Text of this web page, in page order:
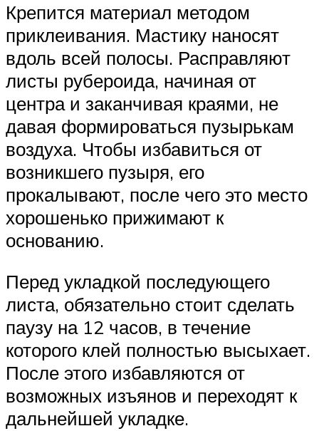
Крепится материал методом
приклеивания. Мастику наносят
вдоль всей полосы. Расправляют
листы рубероида, начиная от
центра и заканчивая краями, не
давая формироваться пузырькам
воздуха. Чтобы избавиться от
возникшего пузыря, его
прокалывают, после чего это место
хорошенько прижимают к
основанию.
Перед укладкой последующего
листа, обязательно стоит сделать
паузу на 12 часов, в течение
которого клей полностью высыхает.
После этого избавляются от
возможных изъянов и переходят к
дальнейшей укладке.